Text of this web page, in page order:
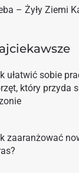
– Żyły Ziemi
ułatwić sobie
który przyda
zaaranżować